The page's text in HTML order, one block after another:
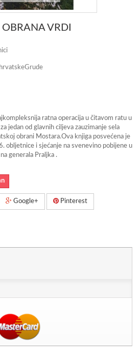
VRDI
ratna operacija u čitavom ratu u
jedan od glavnih ciljeva zauzimanje sela
obrani Mostara.Ova knjiga posvećena je
obljetnice i sjećanje na svenevino pobijene u
generala Praljka .
Google+ Pinterest